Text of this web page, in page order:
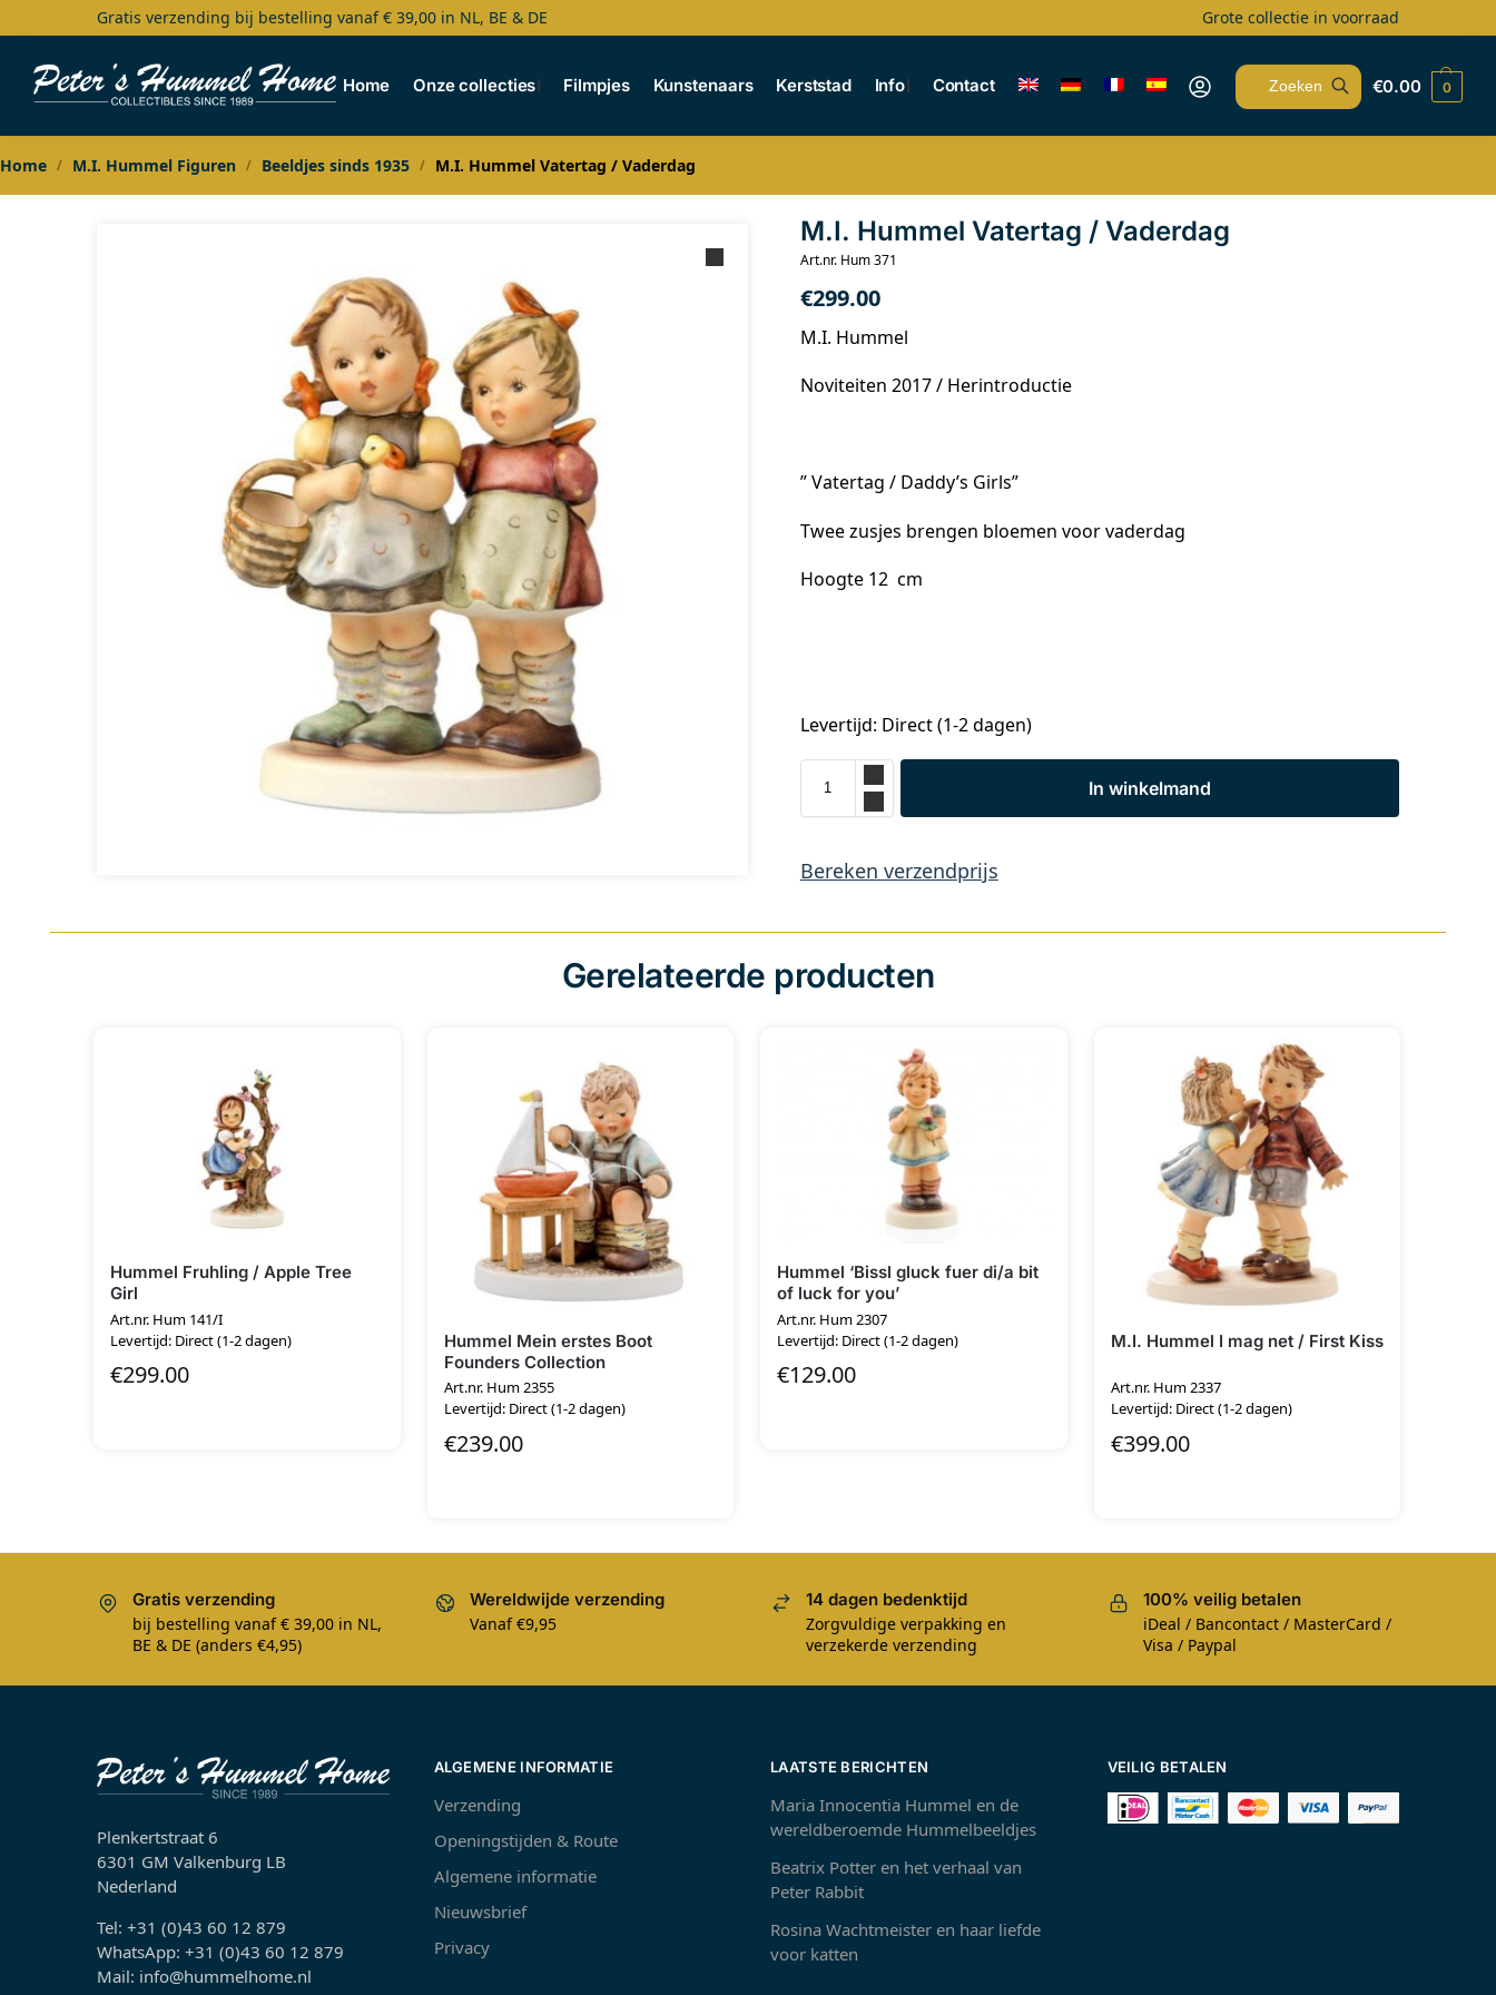
Gratis verzending bij bestelling vanaf € 39,00 in NL, BE & DE Grote collectie in voorraad
Home Onze collecties Filmpjes Kunstenaars Kerststad Info Contact
Search
€0.00 0
Home / M.I. Hummel Figuren / Beeldjes sinds 1935 / M.I. Hummel Vatertag / Vaderdag
M.I. Hummel Vatertag / Vaderdag
Art.nr. Hum 371
€299.00
M.I. Hummel
Noviteiten 2017 / Herintroductie
” Vatertag / Daddy’s Girls”
Twee zusjes brengen bloemen voor vaderdag
Hoogte 12 cm
Levertijd: Direct (1-2 dagen)
In winkelmand
Bereken verzendprijs
Gerelateerde producten
Hummel Fruhling / Apple Tree
Girl
Art.nr. Hum 141/I
Levertijd: Direct (1-2 dagen)
€299.00
Hummel Mein erstes Boot
Founders Collection
Art.nr. Hum 2355
Levertijd: Direct (1-2 dagen)
€239.00
Hummel ‘Bissl gluck fuer di/a bit
of luck for you’
Art.nr. Hum 2307
Levertijd: Direct (1-2 dagen)
€129.00
M.I. Hummel I mag net / First Kiss
Art.nr. Hum 2337
Levertijd: Direct (1-2 dagen)
€399.00
Gratis verzending
bij bestelling vanaf € 39,00 in NL,
BE & DE (anders €4,95)
Wereldwijde verzending
Vanaf €9,95
14 dagen bedenktijd
Zorgvuldige verpakking en
verzekerde verzending
100% veilig betalen
iDeal / Bancontact / MasterCard /
Visa / Paypal
Plenkertstraat 6
6301 GM Valkenburg LB
Nederland
Tel: +31 (0)43 60 12 879
WhatsApp: +31 (0)43 60 12 879
Mail: info@hummelhome.nl
ALGEMENE INFORMATIE
Verzending
Openingstijden & Route
Algemene informatie
Nieuwsbrief
Privacy
LAATSTE BERICHTEN
Maria Innocentia Hummel en de
wereldberoemde Hummelbeeldjes
Beatrix Potter en het verhaal van
Peter Rabbit
Rosina Wachtmeister en haar liefde
voor katten
VEILIG BETALEN